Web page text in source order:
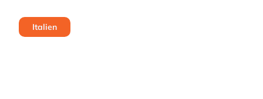
Italien